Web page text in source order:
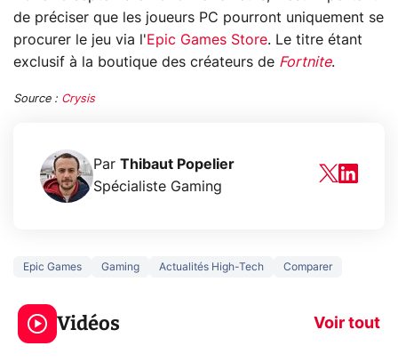
de préciser que les joueurs PC pourront uniquement se
procurer le jeu via l'Epic Games Store. Le titre étant
exclusif à la boutique des créateurs de Fortnite.
Source : Crysis
Par Thibaut Popelier
Spécialiste Gaming
Epic Games Gaming Actualités High-Tech Comparer
Vidéos Voir tout
3 écrans en 1 pour
319€ ? Voici L'AOC
CQ32G4ZA !
5
prochaine